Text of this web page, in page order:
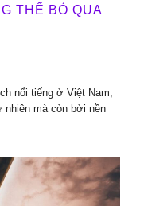
THỂ BỎ QUA
nổi tiếng ở Việt Nam,
nhiên mà còn bởi nền